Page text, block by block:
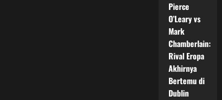
Pierce
O’Leary vs
Mark
Chamberlain:
Rival Eropa
Akhirnya
Bertemu di
Dublin